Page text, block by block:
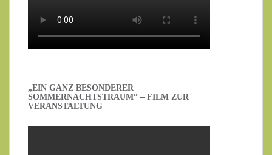
„EIN GANZ BESONDERER
SOMMERNACHTSTRAUM“ – FILM ZUR
VERANSTALTUNG